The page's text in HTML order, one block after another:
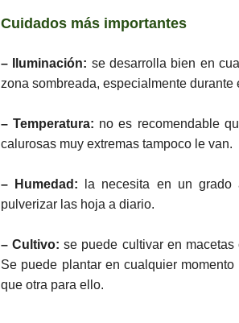
Cuidados más importantes
– Iluminación: se desarrolla bien en
zona sombreada, especialmente
– Temperatura: no es recomendable
calurosas muy extremas tampoco le van.
– Humedad: la necesita en un grado
pulverizar las hoja a diario.
– Cultivo: se puede cultivar en
Se puede plantar en cualquier
que otra para ello.